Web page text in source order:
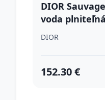
DIOR
voda
ml
DIOR
152.30 €